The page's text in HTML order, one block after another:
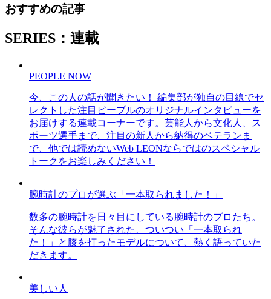
おすすめの記事
SERIES：連載
PEOPLE NOW
今、この人の話が聞きたい！ 編集部が独自の目線でセ
レクトした注目ピープルのオリジナルインタビューを
お届けする連載コーナーです。芸能人から文化人、ス
ポーツ選手まで、注目の新人から納得のベテランま
で、他では読めないWeb LEONならではのスペシャル
トークをお楽しみください！
腕時計のプロが選ぶ「一本取られました！」
数多の腕時計を日々目にしている腕時計のプロたち。
そんな彼らが魅了された、ついつい「一本取られ
た！」と膝を打ったモデルについて、熱く語っていた
だきます。
美しい人